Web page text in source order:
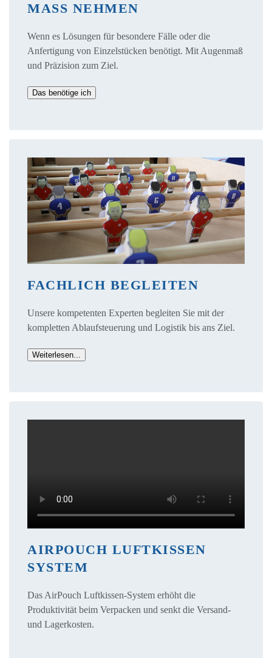
MASS NEHMEN
Wenn es Lösungen für besondere Fälle oder die
Anfertigung von Einzelstücken benötigt. Mit Augenmaß
und Präzision zum Ziel.
Das benötige ich
FACHLICH BEGLEITEN
Unsere kompetenten Experten begleiten Sie mit der
kompletten Ablaufsteuerung und Logistik bis ans Ziel.
Weiterlesen...
AIRPOUCH LUFTKISSEN
SYSTEM
Das AirPouch Luftkissen-System erhöht die
Produktivität beim Verpacken und senkt die Versand-
und Lagerkosten.